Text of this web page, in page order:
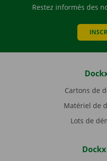
Restez informés des
Cartons de
Matériel de
Lots de